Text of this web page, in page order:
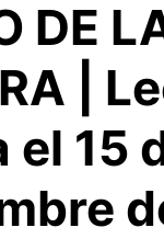
DE
|
el 15